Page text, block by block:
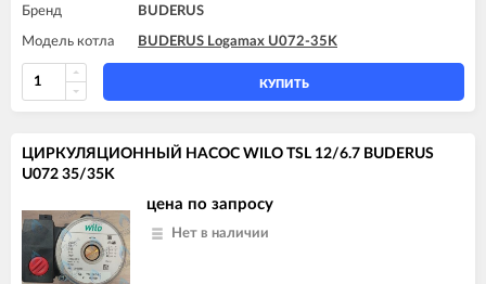
Бренд BUDERUS
Модель котла BUDERUS Logamax U072-35K
КУПИТЬ
ЦИРКУЛЯЦИОННЫЙ НАСОС WILO TSL 12/6.7 BUDERUS
U072 35/35K
цена по запросу
Нет в наличии